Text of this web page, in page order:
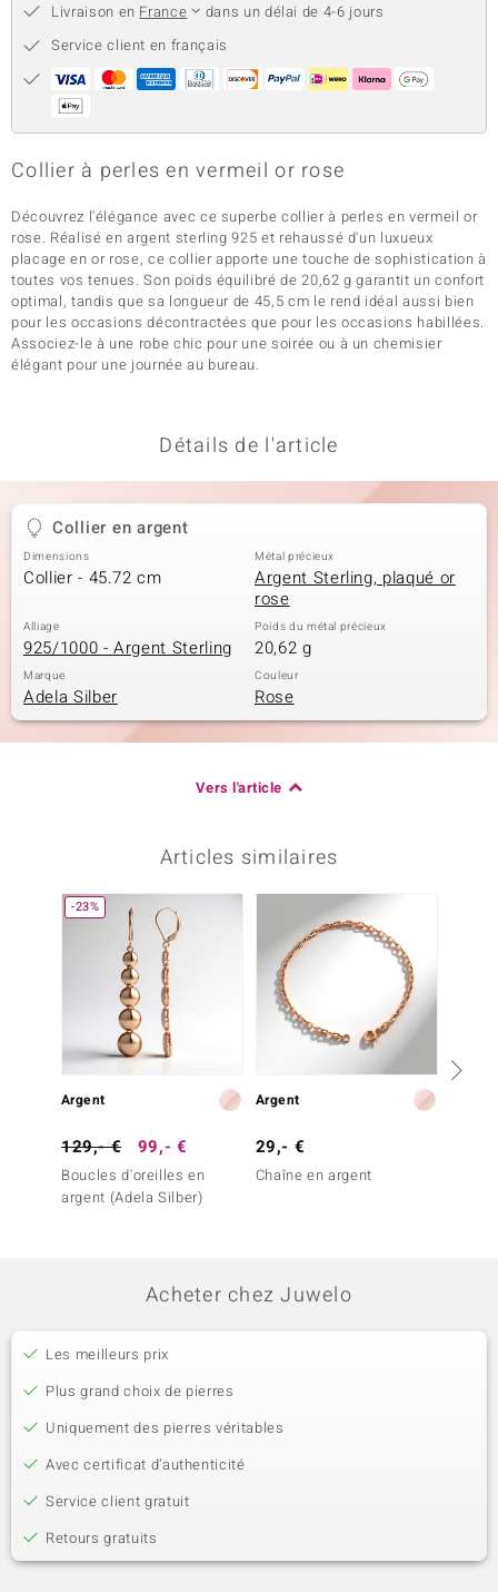
Livraison en France
dans un délai de 4-6 jours
Service client en français
Collier à perles en vermeil or rose
Découvrez l'élégance avec ce superbe collier à perles en vermeil or
rose. Réalisé en argent sterling 925 et rehaussé d'un luxueux
placage en or rose, ce collier apporte une touche de sophistication à
toutes vos tenues. Son poids équilibré de 20,62 g garantit un confort
optimal, tandis que sa longueur de 45,5 cm le rend idéal aussi bien
pour les occasions décontractées que pour les occasions habillées.
Associez-le à une robe chic pour une soirée ou à un chemisier
élégant pour une journée au bureau.
Détails de l'article
Collier en argent
Dimensions
Collier - 45.72 cm
Métal précieux
Argent Sterling, plaqué or
rose
Alliage
925/1000 - Argent Sterling
Poids du métal précieux
20,62 g
Marque
Adela Silber
Couleur
Rose
Vers l'article
Articles similaires
-23%
Argent
129,- € 99,- €
Boucles d'oreilles en
argent (Adela Silber)
Argent
29,- €
Chaîne en argent
Acheter chez Juwelo
Les meilleurs prix
Plus grand choix de pierres
Uniquement des pierres véritables
Avec certificat d’authenticité
Service client gratuit
Retours gratuits